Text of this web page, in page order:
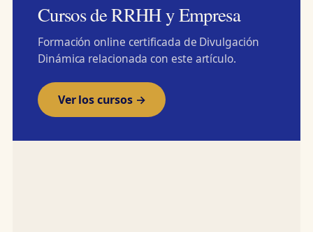
Cursos de RRHH y Empresa
Formación online certificada de Divulgación
Dinámica relacionada con este artículo.
Ver los cursos →